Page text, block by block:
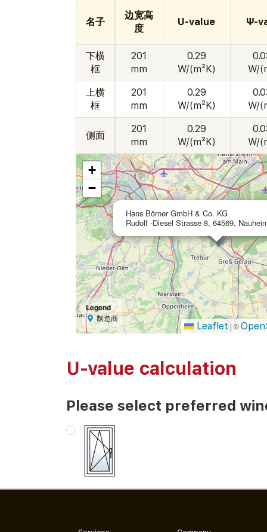
名子
边宽高
度
U-value Ψ-
下横
框
201
mm
0.29
W/(m²K)
W/
上横
框
201
mm
0.29
W/(m²K)
W/
侧面
201
mm
0.29
W/(m²K)
W/
Hans Börner GmbH & Co. KG
Rudolf -Diesel Strasse 8, 64569,
+
−
Legend
制造商
Leaflet |©
U-value calculation
Please select preferred